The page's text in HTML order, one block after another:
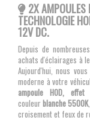
2X AMPOULES
TECHNOLOGIE
12V DC.
Depuis de
achats d'éclairages à
Aujourd'hui, nous
moderne à votre
ampoule HOD, effet
couleur blanche 5500K
croisement et feux de